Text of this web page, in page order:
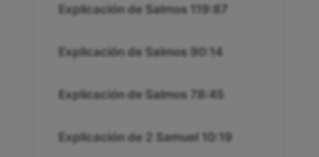
Explicación de Salmos 119:87
Explicación de Salmos 90:14
Explicación de Salmos 78:45
Explicación de 2 Samuel 10:19